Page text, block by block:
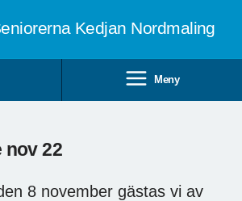
Kedjan Nordmaling
Meny
nov 22
8 november gästas vi av